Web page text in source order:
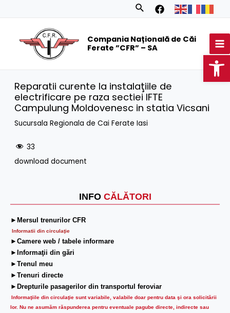
Search
Compania Națională de Căi
Ferate ”CFR” – SA
INFO CĂLĂTORI
►Mersul trenurilor CFR
Informatii din circulaţie
►Camere web / tabele informare
►Informaţii din gări
►Trenul meu
►Trenuri directe
►Drepturile pasagerilor din transportul feroviar
Informaţiile din circulaţie sunt variabile, valabile doar pentru data şi ora solicitării
lor. Nu ne asumăm răspunderea pentru eventuale pagube directe, indirecte sau
Reparatii curente la instalaţiile de
electrificare pe raza sectiei IFTE
Campulung Moldovenesc in statia Vicsani
Sucursala Regionala de Cai Ferate Iasi
33
download document